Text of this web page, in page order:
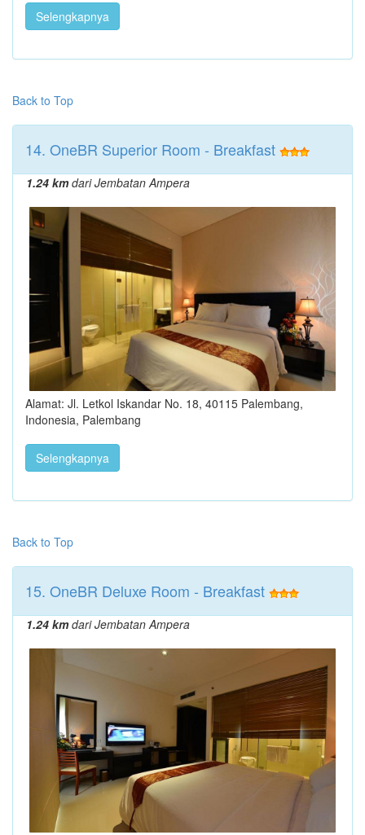
Selengkapnya
Back to Top
14. OneBR Superior Room - Breakfast
1.24 kmdari Jembatan Ampera
Alamat: Jl. Letkol Iskandar No. 18, 40115 Palembang,
Indonesia, Palembang
Selengkapnya
Back to Top
15. OneBR Deluxe Room - Breakfast
1.24 kmdari Jembatan Ampera